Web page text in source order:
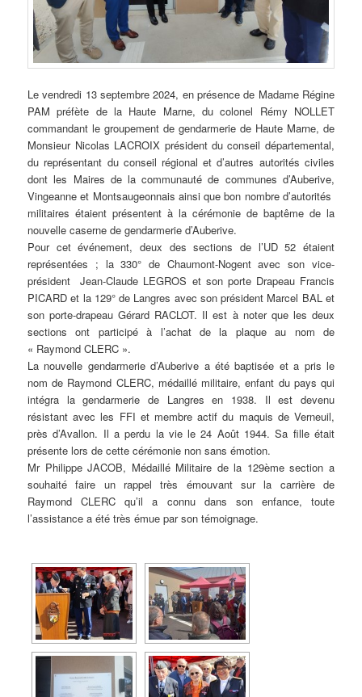
Le vendredi 13 septembre 2024, en présence de Madame Régine
PAM préfète de la Haute Marne, du colonel Rémy NOLLET
commandant le groupement de gendarmerie de Haute Marne, de
Monsieur Nicolas LACROIX président du conseil départemental,
du représentant du conseil régional et d’autres autorités civiles
dont les Maires de la communauté de communes d’Auberive,
Vingeanne et Montsaugeonnais ainsi que bon nombre d’autorités
militaires étaient présentent à la cérémonie de baptême de la
nouvelle caserne de gendarmerie d’Auberive.
Pour cet événement, deux des sections de l’UD 52 étaient
représentées ; la 330° de Chaumont-Nogent avec son vice-
président Jean-Claude LEGROS et son porte Drapeau Francis
PICARD et la 129° de Langres avec son président Marcel BAL et
son porte-drapeau Gérard RACLOT. Il est à noter que les deux
sections ont participé à l’achat de la plaque au nom de
« Raymond CLERC ».
La nouvelle gendarmerie d’Auberive a été baptisée et a pris le
nom de Raymond CLERC, médaillé militaire, enfant du pays qui
intégra la gendarmerie de Langres en 1938. Il est devenu
résistant avec les FFI et membre actif du maquis de Verneuil,
près d’Avallon. Il a perdu la vie le 24 Août 1944. Sa fille était
présente lors de cette cérémonie non sans émotion.
Mr Philippe JACOB, Médaillé Militaire de la 129ème section a
souhaité faire un rappel très émouvant sur la carrière de
Raymond CLERC qu’il a connu dans son enfance, toute
l’assistance a été très émue par son témoignage.